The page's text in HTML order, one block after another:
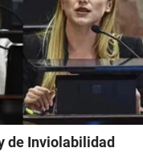
de Inviolabilidad